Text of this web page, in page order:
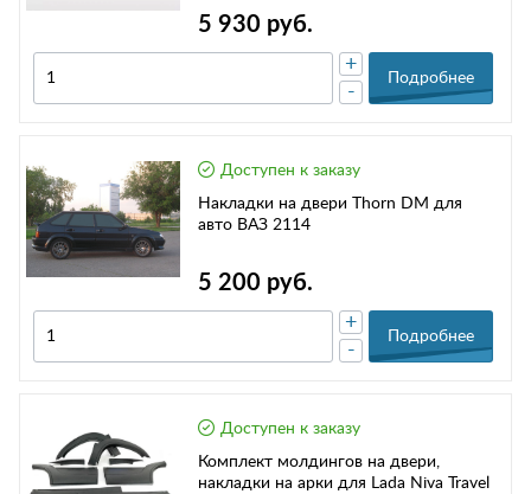
5 930 руб.
-
+
Подробнее
Доступен к заказу
Накладки на двери Thorn DM для
авто ВАЗ 2114
5 200 руб.
-
+
Подробнее
Доступен к заказу
Комплект молдингов на двери,
накладки на арки для Lada Niva Travel